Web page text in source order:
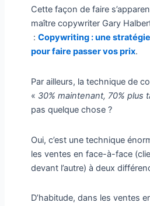
Cette façon de faire
maître copywriter Gary
:Copywriting : une
pour faire passer vos prix.
Par ailleurs, la technique de
« 30% maintenant, 70% plus
pas quelque chose ?
Oui, c’est une technique
les ventes en face-à-face
devant l’autre) à deux
D’habitude, dans les ventes